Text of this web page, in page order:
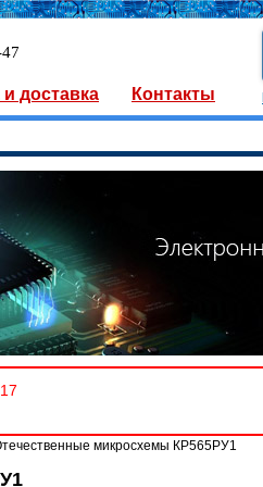
доставка Контакты
микросхемы КР565РУ1